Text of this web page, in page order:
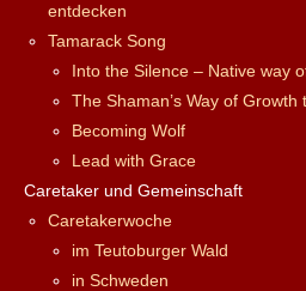
entdecken
Tamarack Song
Into the Silence – Native way
The Shaman’s Way of Growth
Becoming Wolf
Lead with Grace
Caretaker und Gemeinschaft
Caretakerwoche
im Teutoburger Wald
in Schweden